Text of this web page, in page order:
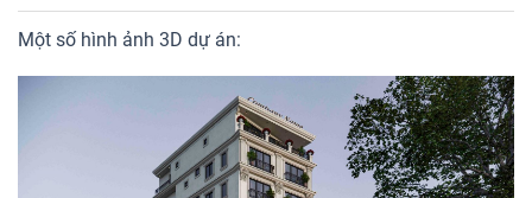
Một số hình ảnh 3D dự án: